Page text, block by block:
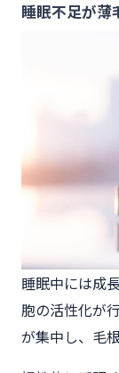
睡眠不足が薄
睡眠中には成
胞の活性化が
が集中し、毛